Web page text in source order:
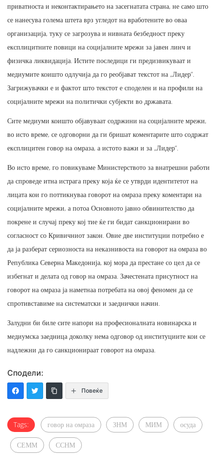
приватноста и неконтактирањето на засегнатата страна, не само што
се нанесува голема штета врз угледот на вработените во оваа
организација, туку се загрозува и нивната безбедност преку
експлицитните повици на социјалните мрежи за јавен линч и
физичка ликвидација. Истите последици ги предизвикуваат и
медиумите коишто одлучија да го реобјават текстот на „Лидер“.
Загрижувачки е и фактот што текстот е споделен и на профили на
социјалните мрежи на политички субјекти во државата.
Сите медиуми коишто објавуваат содржини на социјалните мрежи,
во исто време, се одговорни да ги бришат коментарите што содржат
експлицитен говор на омраза, а истото важи и за „Лидер“.
Во исто време, го повикуваме Министерството за внатрешни работи
да спроведе итна истрага преку која ќе се утврди идентитетот на
лицата кои го поттикнуваа говорот на омраза преку коментари на
социјалните мрежи, а потоа Основното јавно обвинителство да
покрене и случај преку кој тие ќе ги бидат санкционирани во
согласност со Кривичниот закон. Овие две институции потребно е
да ја разберат сериозноста на неказнивоста на говорот на омраза во
Република Северна Македонија, кој мора да престане со цел да се
избегнат и делата од говор на омраза. Зачестената присутност на
говорот на омраза ја наметнаа потребата на овој феномен да се
спротивставиме на систематски и заеднички начин.
Залудни би биле сите напори на професионалната новинарска и
медиумска заедница доколку нема одговор од институциите кои се
надлежни да го санкционираат говорот на омраза.
Сподели:
Повеќе
Tags: говор на омраза ЗНМ МИМ осуда
СЕММ ССНМ